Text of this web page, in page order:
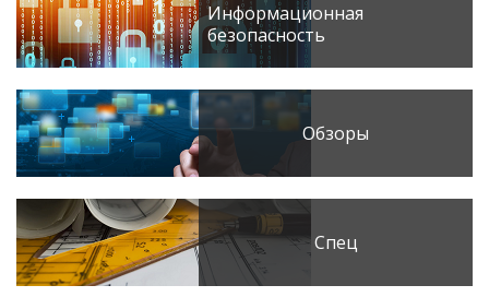
Информационная
безопасность
Обзоры
Спец